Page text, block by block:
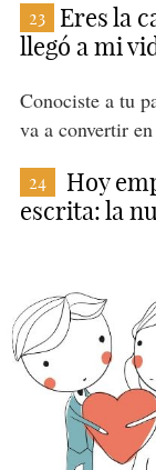
23
Eres la
llegó a mi
Conociste a tu
va a convertir en
24
Hoy
escrita: la